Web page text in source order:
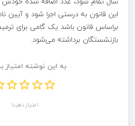
این قانون به درستی اجرا شود و آیین
براساس قانون باشد یک گامی برای
بازنشستگان برداشته می‌شود.
به این نوشته امتیاز
امتیاز دهید!